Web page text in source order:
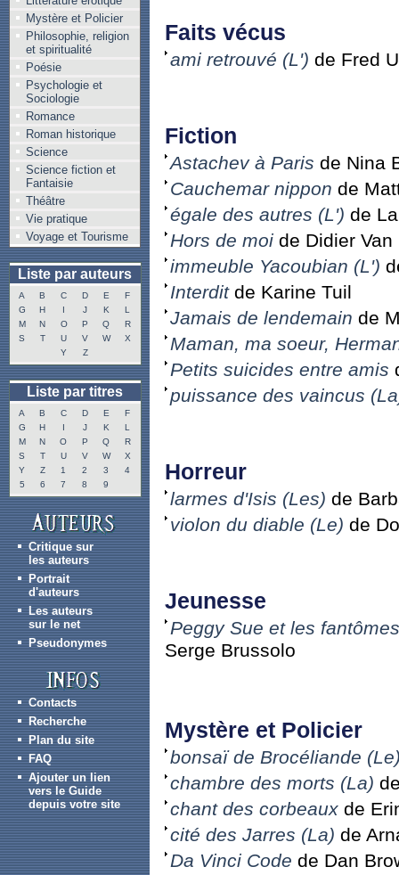
Mystère et Policier
Philosophie, religion
et spiritualité
Poésie
Psychologie et
Sociologie
Romance
Roman historique
Science
Science fiction et
Fantaisie
Théâtre
Vie pratique
Voyage et Tourisme
Liste par auteurs
A B C D E
F
G
H I J K
L
M
N O P Q
R
S
T U V W
X
Y
Z
Liste par titres
A B C D E
F
G
H I J K
L
M
N O P Q
R
S
T U V W
X
Y
Z 1 2 3
4
5
6 7 8 9
Critique sur
les auteurs
Portrait
d'auteurs
Les auteurs
sur le net
Pseudonymes
Contacts
Recherche
Plan du site
FAQ
Ajouter un lien
vers le Guide
depuis votre site
Faits vécus
ami retrouvé (L') de Fred
Fiction
Astachev à Paris de Nina
Cauchemar nippon de
égale des autres (L') de
Hors de moide Didier Van
immeuble Yacoubian (L')
Interditde Karine Tuil
Jamais de lendemain de
Maman, ma soeur,
Petits suicides entre amis
puissance des vaincus
Horreur
larmes d'Isis (Les) de
violon du diable (Le) de
Jeunesse
Peggy Sue et les
Serge Brussolo
Mystère et Policier
bonsaï de Brocéliande
chambre des morts (La)
chant des corbeauxde
cité des Jarres (La) de
Da Vinci Code de Dan